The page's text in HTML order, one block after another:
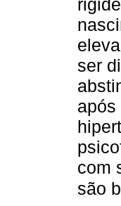
ser
após
com
são